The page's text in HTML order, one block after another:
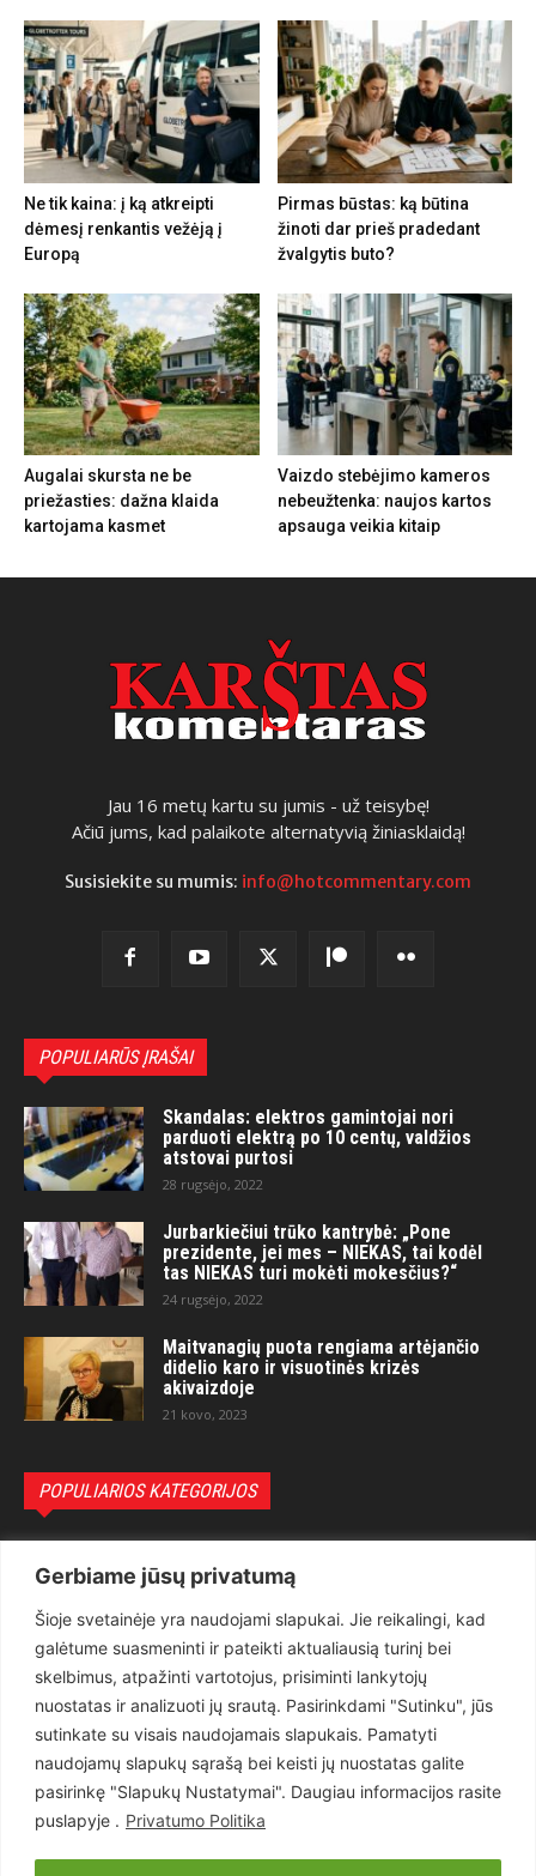
Gerbiame jūsų privatumą
Šioje svetainėje yra naudojami slapukai. Jie reikalingi, kad
galėtume suasmeninti ir pateikti aktualiausią turinį bei
skelbimus, atpažinti vartotojus, prisiminti lankytojų
nuostatas ir analizuoti jų srautą. Pasirinkdami "Sutinku", jūs
sutinkate su visais naudojamais slapukais. Pamatyti
naudojamų slapukų sąrašą bei keisti jų nuostatas galite
pasirinkę "Slapukų Nustatymai". Daugiau informacijos rasite
puslapyje . Privatumo Politika
Ne tik kaina: į ką atkreipti
dėmesį renkantis vežėją į
Europą
Pirmas būstas: ką būtina
žinoti dar prieš pradedant
žvalgytis buto?
Augalai skursta ne be
priežasties: dažna klaida
kartojama kasmet
Vaizdo stebėjimo kameros
nebeužtenka: naujos kartos
apsauga veikia kitaip
Jau 16 metų kartu su jumis - už teisybę!
Ačiū jums, kad palaikote alternatyvią žiniasklaidą!
Susisiekite su mumis: info@hotcommentary.com
POPULIARŪS ĮRAŠAI
Skandalas: elektros gamintojai nori
parduoti elektrą po 10 centų, valdžios
atstovai purtosi
28 rugsėjo, 2022
Jurbarkiečiui trūko kantrybė: „Pone
prezidente, jei mes – NIEKAS, tai kodėl
tas NIEKAS turi mokėti mokesčius?“
24 rugsėjo, 2022
Maitvanagių puota rengiama artėjančio
didelio karo ir visuotinės krizės
akivaizdoje
21 kovo, 2023
POPULIARIOS KATEGORIJOS
Teisėsauga
1497
Aktualu
Lietuva
619
Pasaulis
Статьи на русском
Articles in english